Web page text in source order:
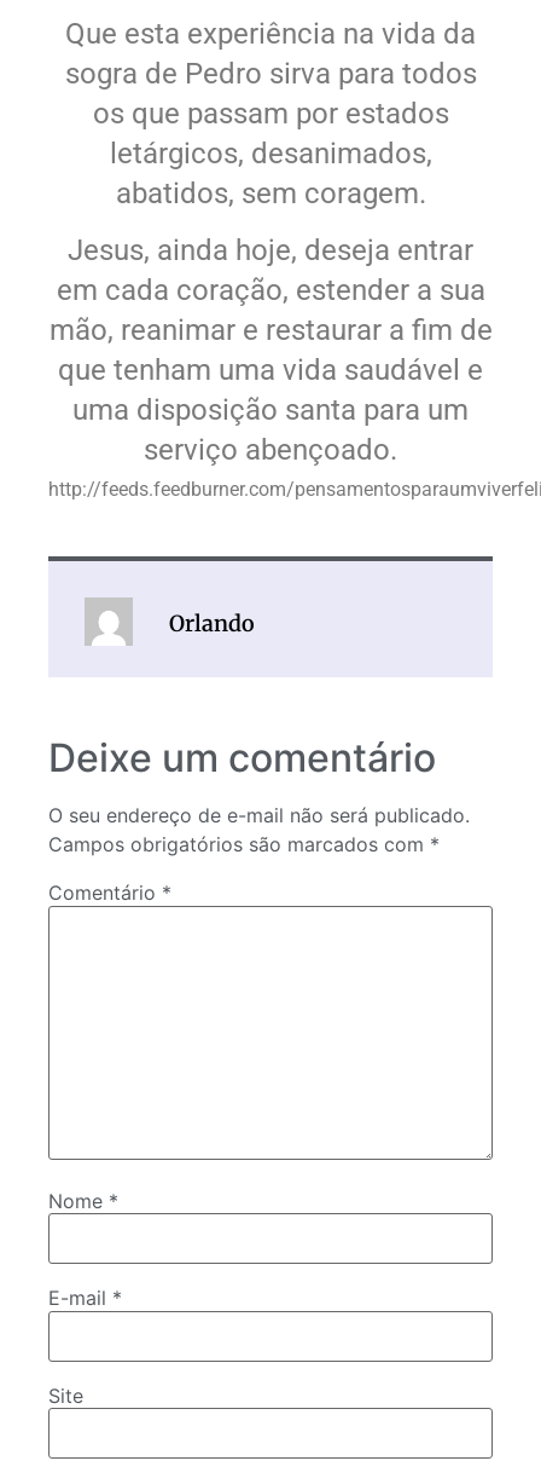
Que esta experiência na vida da
sogra de Pedro sirva para todos
os que passam por estados
letárgicos, desanimados,
abatidos, sem coragem.
Jesus, ainda hoje, deseja entrar
em cada coração, estender a sua
mão, reanimar e restaurar a fim de
que tenham uma vida saudável e
uma disposição santa para um
serviço abençoado.
http://feeds.feedburner.com/
Orlando
Deixe um comentário
O seu endereço de e-mail não será publicado.
Campos obrigatórios são marcados com *
Comentário *
Nome *
E-mail *
Site